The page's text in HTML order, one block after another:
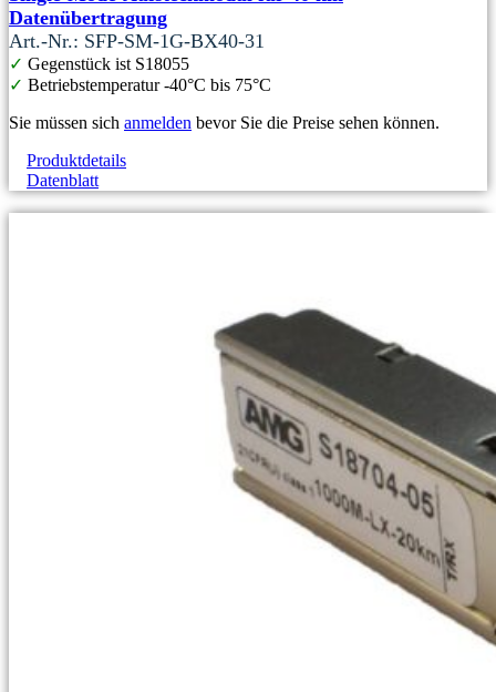
Datenübertragung
Art.-Nr.: SFP-SM-1G-BX40-31
✓ Gegenstück ist S18055
✓ Betriebstemperatur -40°C bis 75°C
Sie müssen sich anmelden bevor Sie die Preise sehen können.
Produktdetails
Datenblatt